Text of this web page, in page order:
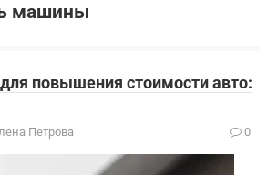
машины
повышения стоимости авто:
Петрова 0